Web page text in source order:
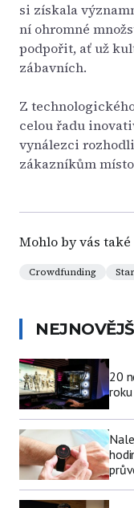
si získala
ní ohromné
podpořit, ať už
zábavních.
Z
celou řadu
vynálezci
zákazníkům
Mohlo by vás
Crowdfunding
20